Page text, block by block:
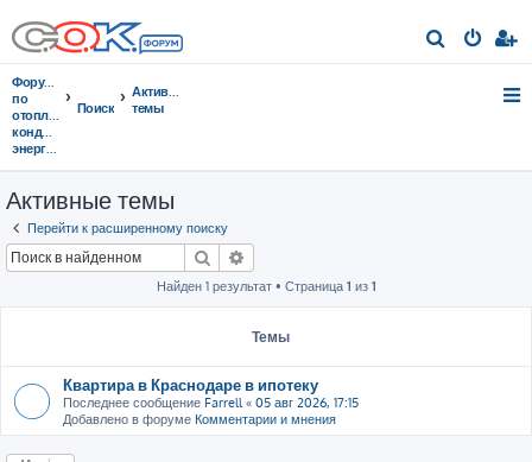
о
Форумы
по
отоплению,
кондиционированию,
энергосбережению
Поиск
Активные
темы
Активные темы
Перейти к расширенному поиску
Поиск
Найден 1 результат • Страница 1 из 1
Темы
Квартира в Краснодаре в ипотеку
Последнее сообщение Farrell « 05 авг 2026, 17:15
Добавлено в форуме Комментарии и мнения